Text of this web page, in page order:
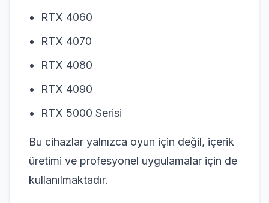
RTX 4060
RTX 4070
RTX 4080
RTX 4090
RTX 5000 Serisi
Bu cihazlar yalnızca oyun için değil, içerik
üretimi ve profesyonel uygulamalar için de
kullanılmaktadır.